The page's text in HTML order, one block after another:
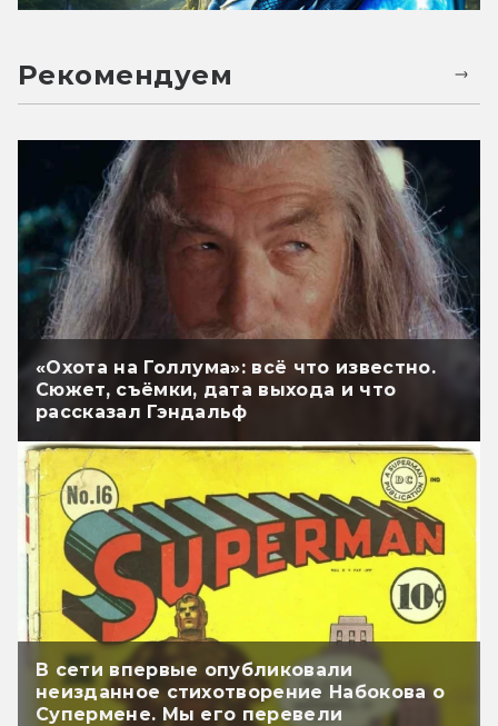
Рекомендуем
«Охота на Голлума»: всё что известно.
Сюжет, съёмки, дата выхода и что
рассказал Гэндальф
В сети впервые опубликовали
неизданное стихотворение Набокова о
Супермене. Мы его перевели